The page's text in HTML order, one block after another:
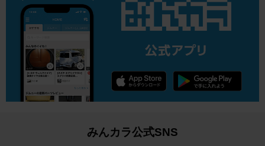
みんカラ公式SNS